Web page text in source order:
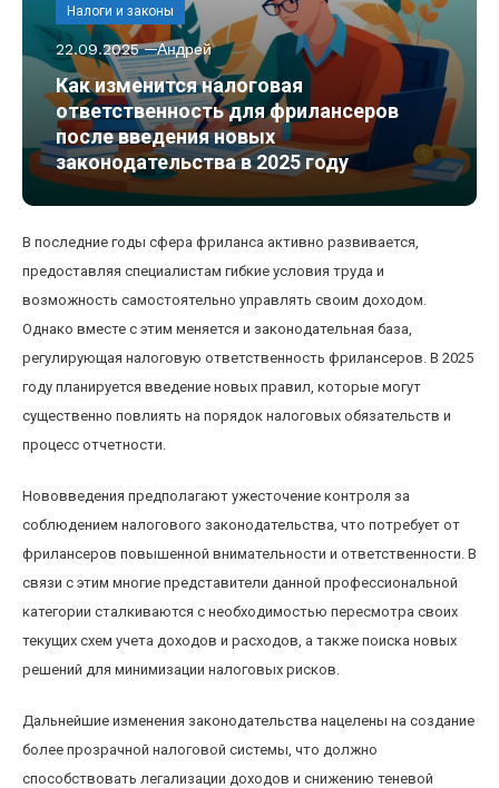
Налоги и законы
22.09.2025 Андрей
Как изменится налоговая
ответственность для фрилансеров
после введения новых
законодательства в 2025 году
В последние годы сфера фриланса активно развивается,
предоставляя специалистам гибкие условия труда и
возможность самостоятельно управлять своим доходом.
Однако вместе с этим меняется и законодательная база,
регулирующая налоговую ответственность фрилансеров. В 2025
году планируется введение новых правил, которые могут
существенно повлиять на порядок налоговых обязательств и
процесс отчетности.
Нововведения предполагают ужесточение контроля за
соблюдением налогового законодательства, что потребует от
фрилансеров повышенной внимательности и ответственности. В
связи с этим многие представители данной профессиональной
категории сталкиваются с необходимостью пересмотра своих
текущих схем учета доходов и расходов, а также поиска новых
решений для минимизации налоговых рисков.
Дальнейшие изменения законодательства нацелены на создание
более прозрачной налоговой системы, что должно
способствовать легализации доходов и снижению теневой